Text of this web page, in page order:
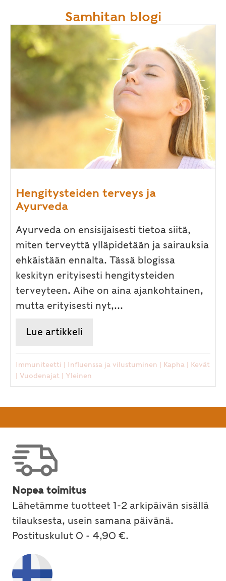
Samhitan blogi
Hengitysteiden terveys ja
Ayurveda
Ayurveda on ensisijaisesti tietoa siitä,
miten terveyttä ylläpidetään ja sairauksia
ehkäistään ennalta. Tässä blogissa
keskityn erityisesti hengitysteiden
terveyteen. Aihe on aina ajankohtainen,
mutta erityisesti nyt,...
Lue artikkeli
Immuniteetti | Influenssa ja vilustuminen | Kapha | Kevät
| Vuodenajat | Yleinen
Nopea toimitus
Lähetämme tuotteet 1-2 arkipäivän sisällä
tilauksesta, usein samana päivänä.
Postituskulut 0 - 4,90 €.